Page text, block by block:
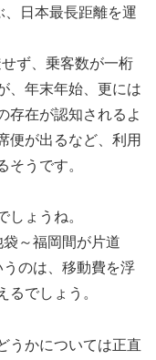
日本最長距離を運
ず、乗客数が一桁
、年末年始、更には
存在が認知されるよ
便が出るなど、利用
そうです。
しょうね。
～福岡間が片道
のは、移動費を浮
でしょう。
うかについては正直